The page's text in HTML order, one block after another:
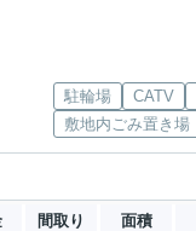
駐輪場 CATV
敷地内ごみ置き場
間取り 面積